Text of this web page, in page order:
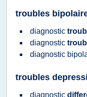
troubles
diagnostic
diagnostic
diagnostic
troubles
diagnostic